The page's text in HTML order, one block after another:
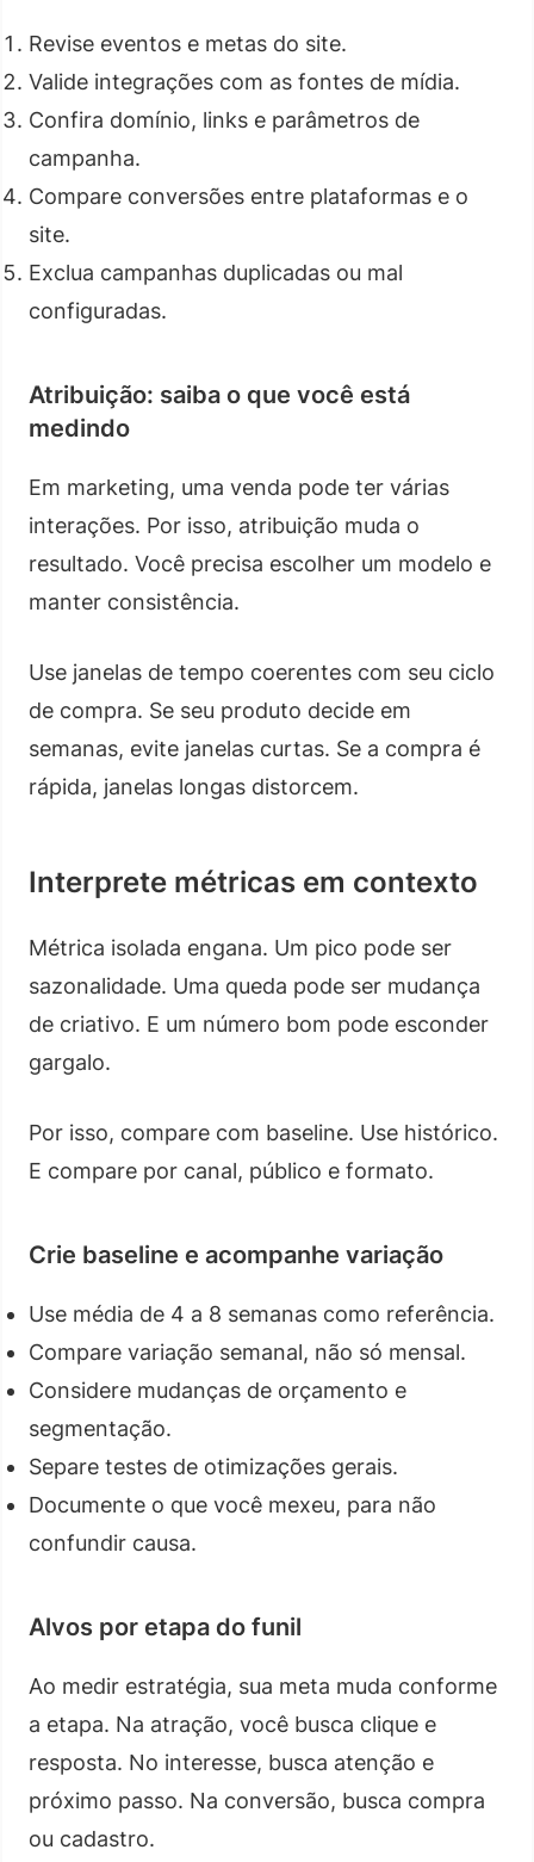
Revise eventos e metas do site.
Valide integrações com as fontes de mídia.
Confira domínio, links e parâmetros de
campanha.
Compare conversões entre plataformas e o
site.
Exclua campanhas duplicadas ou mal
configuradas.
Atribuição: saiba o que você está
medindo
Em marketing, uma venda pode ter várias
interações. Por isso, atribuição muda o
resultado. Você precisa escolher um modelo e
manter consistência.
Use janelas de tempo coerentes com seu ciclo
de compra. Se seu produto decide em
semanas, evite janelas curtas. Se a compra é
rápida, janelas longas distorcem.
Interprete métricas em contexto
Métrica isolada engana. Um pico pode ser
sazonalidade. Uma queda pode ser mudança
de criativo. E um número bom pode esconder
gargalo.
Por isso, compare com baseline. Use histórico.
E compare por canal, público e formato.
Crie baseline e acompanhe variação
Use média de 4 a 8 semanas como referência.
Compare variação semanal, não só mensal.
Considere mudanças de orçamento e
segmentação.
Separe testes de otimizações gerais.
Documente o que você mexeu, para não
confundir causa.
Alvos por etapa do funil
Ao medir estratégia, sua meta muda conforme
a etapa. Na atração, você busca clique e
resposta. No interesse, busca atenção e
próximo passo. Na conversão, busca compra
ou cadastro.